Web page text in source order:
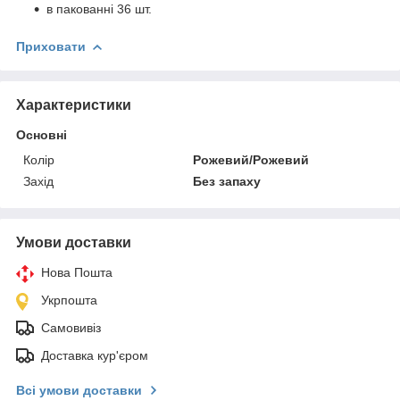
в пакованні 36 шт.
Приховати
Характеристики
Основні
Колір
Рожевий/Рожевий
Захід
Без запаху
Умови доставки
Нова Пошта
Укрпошта
Самовивіз
Доставка кур'єром
Всі умови доставки